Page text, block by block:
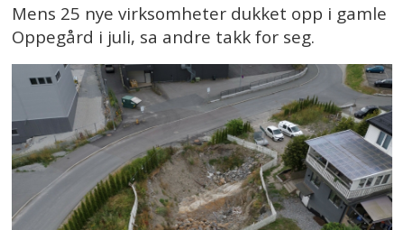
Mens 25 nye virksomheter dukket opp i gamle
Oppegård i juli, sa andre takk for seg.